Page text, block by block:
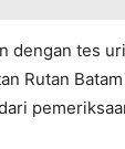
dengan tes
Rutan